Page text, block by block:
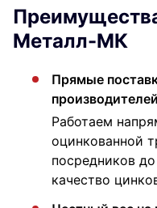
Металл-МК
Прямые
Работаем
оцинкованной
посредников
качество